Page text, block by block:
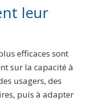
leur
efficaces sont
sur la capacité à
usagers, des
puis à adapter